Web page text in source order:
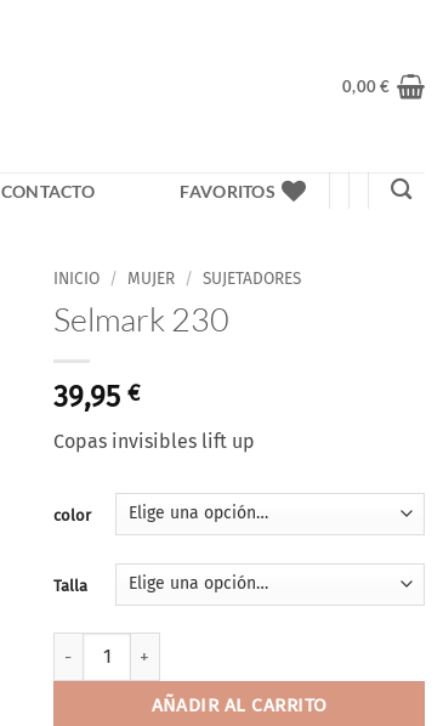
0,00€
CONTACTO FAVORITOS
INICIO / MUJER / SUJETADORES
Selmark 230
39,95 €
Copas invisibles lift up
color
Talla
Selmark 230 cantidad
AÑADIR AL CARRITO